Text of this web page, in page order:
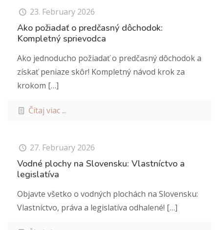
23. February 2026
Ako požiadať o predčasný dôchodok:
Kompletný sprievodca
Ako jednoducho požiadať o predčasný dôchodok a
získať peniaze skôr! Kompletný návod krok za
krokom […]
Čítaj viac ...
27. February 2026
Vodné plochy na Slovensku: Vlastníctvo a
legislatíva
Objavte všetko o vodných plochách na Slovensku:
Vlastníctvo, práva a legislatíva odhalené! […]